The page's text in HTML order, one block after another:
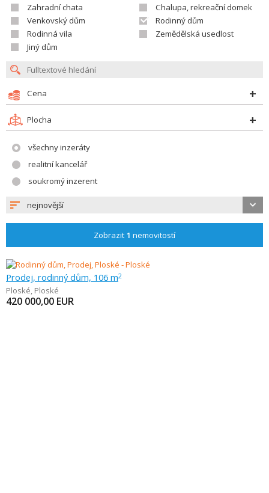
Zahradní chata
Chalupa, rekreační domek
Venkovský dům
Rodinný dům
Rodinná vila
Zemědělská usedlost
Jiný dům
Cena
Plocha
všechny inzeráty
realitní kancelář
soukromý inzerent
nejnovější
Zobrazit 1 nemovitostí
Prodej, rodinný dům, 106 m2
Ploské, Ploské
420 000,00 EUR